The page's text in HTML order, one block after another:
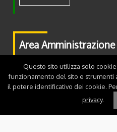
Area
Piazza Fiera, 2 - 38122
Contatti
Questo sito utilizza solo
funzionamento del sito e strumenti
il potere identificativo dei cookie.
privacy.